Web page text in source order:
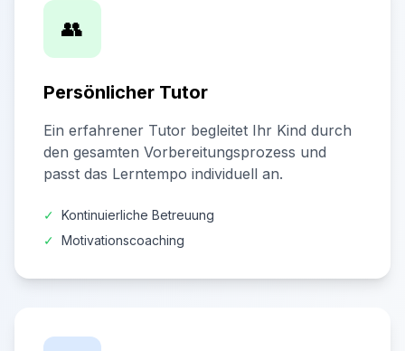
👥
Persönlicher Tutor
Ein erfahrener Tutor begleitet Ihr Kind durch
den gesamten Vorbereitungsprozess und
passt das Lerntempo individuell an.
✓ Kontinuierliche Betreuung
✓ Motivationscoaching